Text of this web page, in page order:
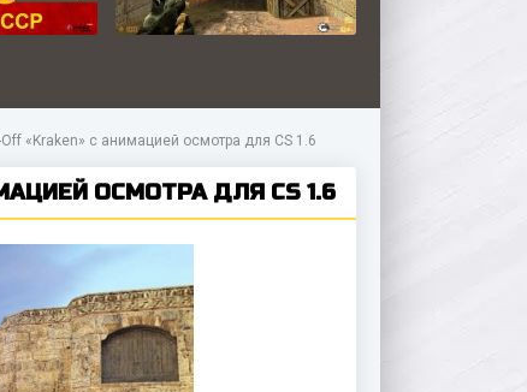
«Kraken» с анимацией осмотра для CS 1.6
ОСМОТРА ДЛЯ CS 1.6